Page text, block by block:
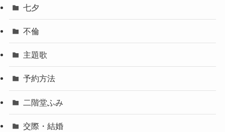
七夕
不倫
主題歌
予約方法
二階堂ふみ
交際・結婚